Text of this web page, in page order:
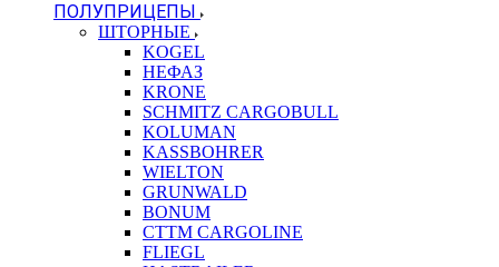
ПОЛУПРИЦЕПЫ
ШТОРНЫЕ
KOGEL
НЕФАЗ
KRONE
SCHMITZ CARGOBULL
KOLUMAN
KASSBOHRER
WIELTON
GRUNWALD
BONUM
CTTM CARGOLINE
FLIEGL